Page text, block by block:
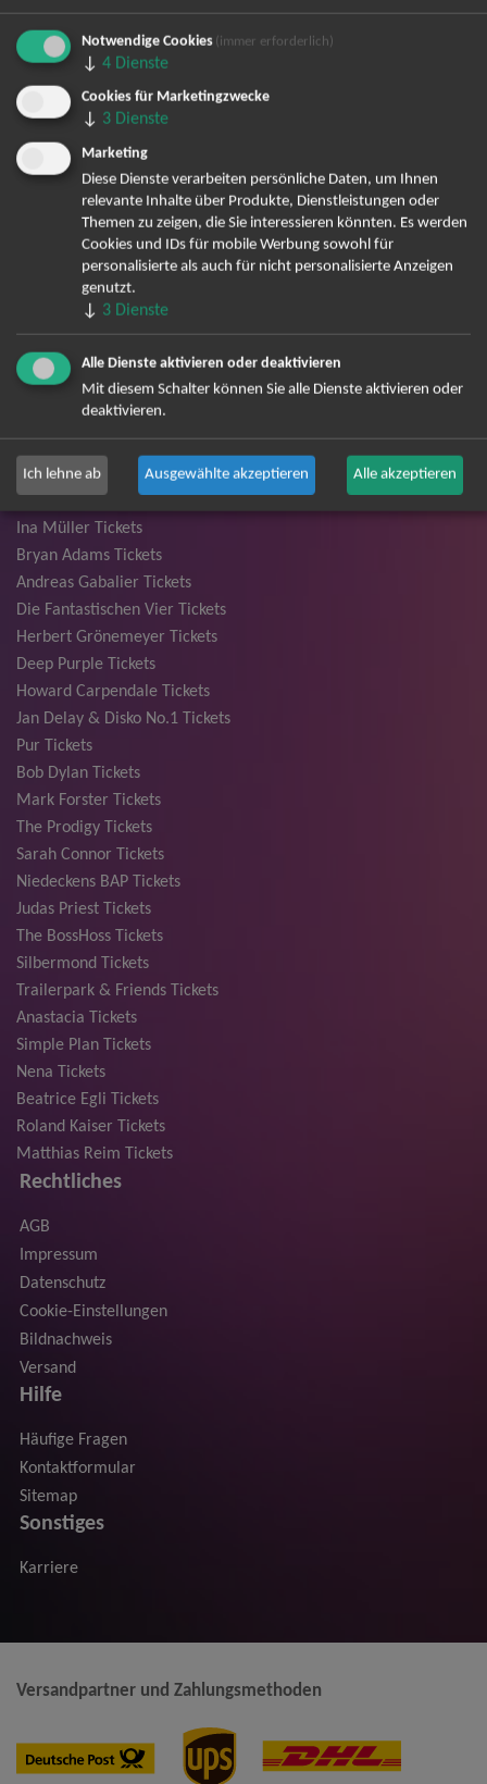
nicht länger und sichere dir jetzt deine Tickets für ELIFs
Konzerte! Wir garantieren dir ein unvergessliches Erlebnis, das
du nicht missen möchtest. Sei dabei, wenn ELIF auf der Bühne
steht und ihr Herz für dich öffnet. Hol dir jetzt deine Tickets und
erlebe einen unvergesslichen Abend voller Musik und
Emotionen!
Live Tour 2026
TOP-Events
André Rieu Tickets
David Garrett Tickets
Andrea Berg Tickets
Unheilig Tickets
Ina Müller Tickets
Bryan Adams Tickets
Andreas Gabalier Tickets
Die Fantastischen Vier Tickets
Herbert Grönemeyer Tickets
Deep Purple Tickets
Howard Carpendale Tickets
Jan Delay & Disko No.1 Tickets
Pur Tickets
Bob Dylan Tickets
Mark Forster Tickets
The Prodigy Tickets
Sarah Connor Tickets
Niedeckens BAP Tickets
Judas Priest Tickets
The BossHoss Tickets
Silbermond Tickets
Trailerpark & Friends Tickets
Anastacia Tickets
Simple Plan Tickets
Nena Tickets
Beatrice Egli Tickets
Roland Kaiser Tickets
Matthias Reim Tickets
Rechtliches
AGB
Impressum
Datenschutz
Cookie-Einstellungen
Bildnachweis
Versand
Hilfe
Häufige Fragen
Kontaktformular
Sitemap
Sonstiges
Karriere
Versandpartner und Zahlungsmethoden
Notwendige Cookies (immer erforderlich)
↓ 4 Dienste
Cookies für Marketingzwecke
↓ 3 Dienste
Marketing
Diese Dienste verarbeiten persönliche Daten, um Ihnen
relevante Inhalte über Produkte, Dienstleistungen oder
Themen zu zeigen, die Sie interessieren könnten. Es werden
Cookies und IDs für mobile Werbung sowohl für
personalisierte als auch für nicht personalisierte Anzeigen
genutzt.
↓ 3 Dienste
Alle Dienste aktivieren oder deaktivieren
Mit diesem Schalter können Sie alle Dienste aktivieren oder
deaktivieren.
Ich lehne ab Ausgewählte akzeptieren Alle akzeptieren